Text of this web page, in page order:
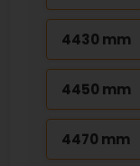
4430 mm
4450 mm
4470 mm